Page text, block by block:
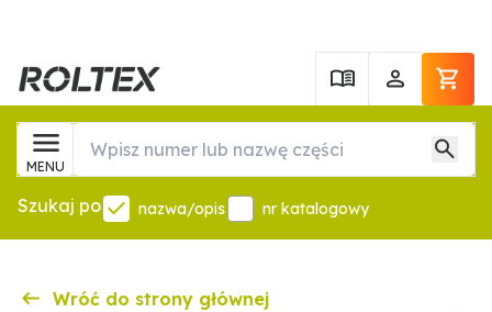
MENU
Szukaj po nazwa/opis nr katalogowy
Wróć do strony głównej